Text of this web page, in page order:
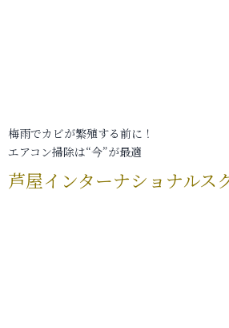
梅雨でカビが繁殖する前に！
エアコン掃除は“今”が最適
芦屋インターナショナルス